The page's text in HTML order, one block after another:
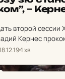
–
второй сессии
Кернес
программы
1 хв